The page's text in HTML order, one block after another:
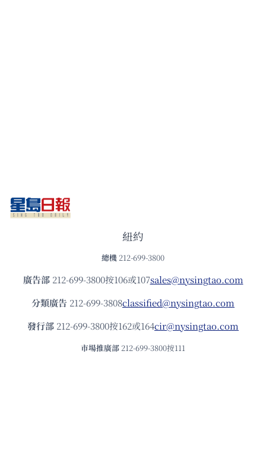
紐約
總機 212-699-3800
廣告部212-699-3800按106或107sales@nysingtao.com
分類廣告 212-699-3808classified@nysingtao.com
發⾏部 212-699-3800按162或164cir@nysingtao.com
市場推廣部 212-699-3800按111